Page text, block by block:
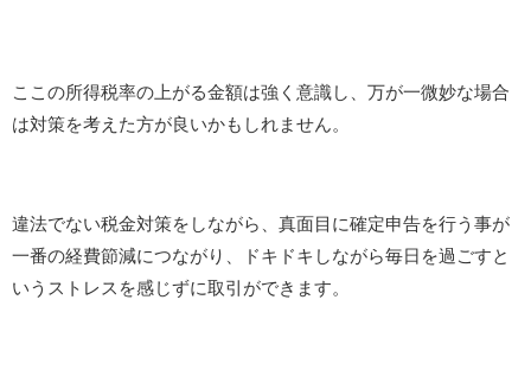
ここの所得税率の上がる金額は強く意識し、万が一微妙な場合
は対策を考えた方が良いかもしれません。
違法でない税金対策をしながら、真面目に確定申告を行う事が
一番の経費節減につながり、ドキドキしながら毎日を過ごすと
いうストレスを感じずに取引ができます。